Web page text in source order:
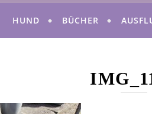
HUND BÜCHER